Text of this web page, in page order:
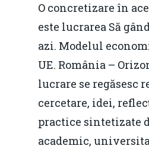
O concretizare în
este lucrarea Să
azi. Modelul
UE. România –
lucrare se regăsesc
cercetare, idei,
practice sintetizate
academic,